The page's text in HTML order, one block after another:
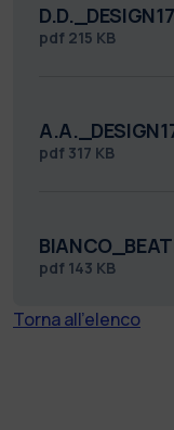
pdf 215 KB
pdf 317 KB
pdf 143 KB
Torna all'elenco